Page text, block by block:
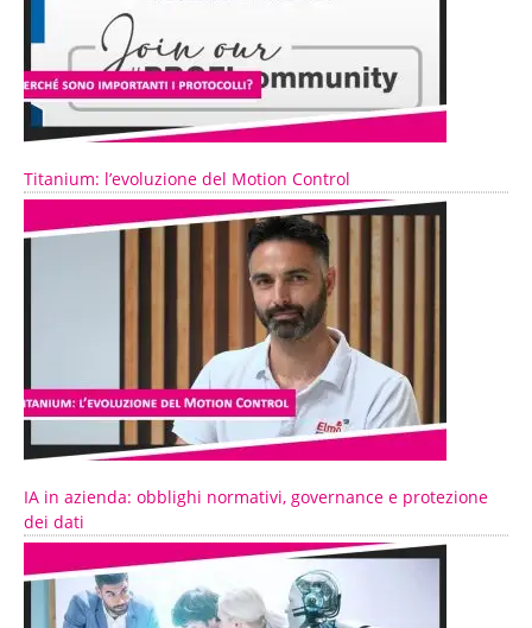
Titanium: l’evoluzione del Motion Control
IA in azienda: obblighi normativi, governance e protezione
dei dati